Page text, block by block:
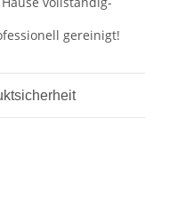
gereinigt!